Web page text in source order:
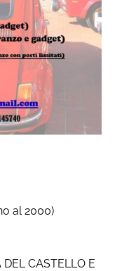
al 2000)
DEL CASTELLO E